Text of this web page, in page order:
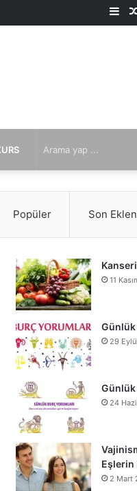
Popüler Son
11
Günlük
29
Günlük
24
Eşlerin
2 Mart